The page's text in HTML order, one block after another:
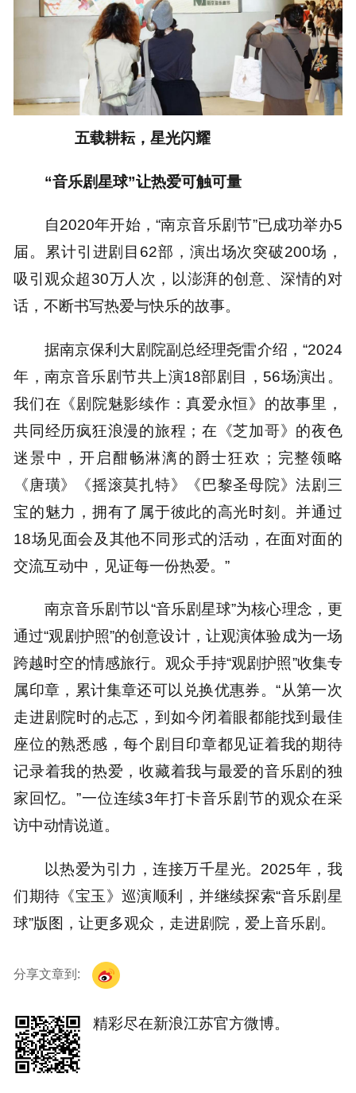
五载耕耘，星光闪耀
“音乐剧星球”让热爱可触可量
自2020年开始，“南京音乐剧节”已成功举办5
届。累计引进剧目62部，演出场次突破200场，
吸引观众超30万人次，以澎湃的创意、深情的对
话，不断书写热爱与快乐的故事。
据南京保利大剧院副总经理尧雷介绍，“2024
年，南京音乐剧节共上演18部剧目，56场演出。
我们在《剧院魅影续作：真爱永恒》的故事里，
共同经历疯狂浪漫的旅程；在《芝加哥》的夜色
迷景中，开启酣畅淋漓的爵士狂欢；完整领略
《唐璜》《摇滚莫扎特》《巴黎圣母院》法剧三
宝的魅力，拥有了属于彼此的高光时刻。并通过
18场见面会及其他不同形式的活动，在面对面的
交流互动中，见证每一份热爱。”
南京音乐剧节以“音乐剧星球”为核心理念，更
通过“观剧护照”的创意设计，让观演体验成为一场
跨越时空的情感旅行。观众手持“观剧护照”收集专
属印章，累计集章还可以兑换优惠券。“从第一次
走进剧院时的忐忑，到如今闭着眼都能找到最佳
座位的熟悉感，每个剧目印章都见证着我的期待
记录着我的热爱，收藏着我与最爱的音乐剧的独
家回忆。”一位连续3年打卡音乐剧节的观众在采
访中动情说道。
以热爱为引力，连接万千星光。2025年，我
们期待《宝玉》巡演顺利，并继续探索“音乐剧星
球”版图，让更多观众，走进剧院，爱上音乐剧。
分享文章到:
精彩尽在新浪江苏官方微博。